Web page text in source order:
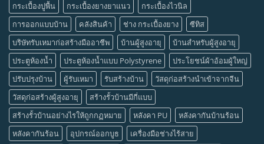
กระเบื้องปูพื้น
กระเบื้องยางยาแนว
กระเบื้องไวนิล
การออกแบบบ้าน
คลังสินค้า ช่าง กระเบื้องยาง
ซีทิส
บริษัทรับเหมาก่อสร้างมืออาชีพ
บ้านผู้สูงอายุ
บ้านสำหรับผู้สูงอายุ
ประตูห้องน้ำ
ประตูห้องน้ำแบบ Polystyrene
ประโยชน์ผ้าอ้อมผู้ใหญ่
ปรับปรุงบ้าน
ผู้รับเหมา รับสร้างบ้าน
วัสดุก่อสร้างนำเข้าจากจีน
วัสดุก่อสร้างผู้สูงอายุ
สร้างรั้วบ้านมีกี่แบบ
สร้างรั้วบ้านอย่างไรให้ถูกกฏหมาย
หลังคา PU
หลังคากันบ้านร้อน
หลังคากันร้อน
อุปกรณ์ออกบูธ
เครื่องมือช่างไร้สาย